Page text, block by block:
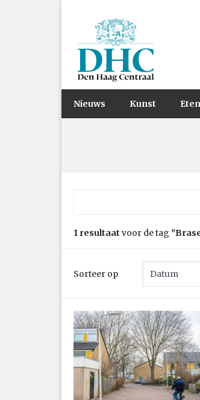
Nieuws Kunst
1 resultaat voor de tag
Sorteer op